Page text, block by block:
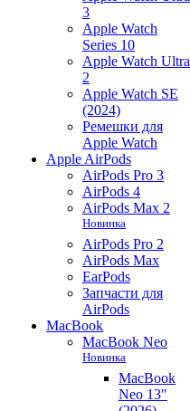
3
Apple Watch
Series 10
Apple Watch Ultra
2
Apple Watch SE
(2024)
Ремешки для
Apple Watch
Apple AirPods
AirPods Pro 3
AirPods 4
AirPods Max 2
Новинка
AirPods Pro 2
AirPods Max
EarPods
Запчасти для
AirPods
MacBook
MacBook Neo
Новинка
MacBook
Neo 13"